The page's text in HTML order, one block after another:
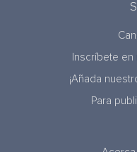
Inscríbete
¡Añada
Para